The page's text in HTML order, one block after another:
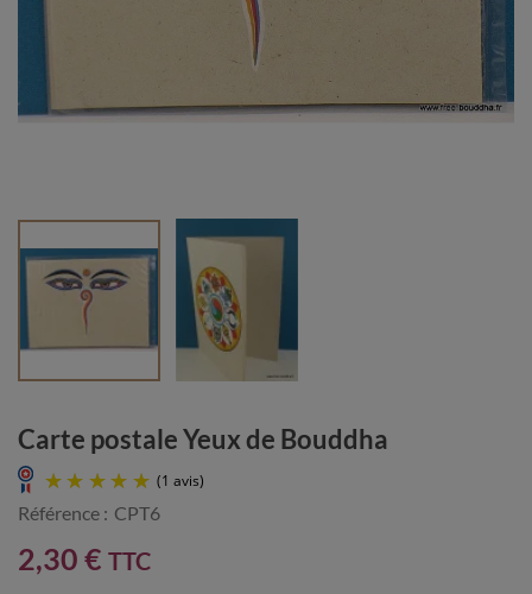
Carte postale Yeux de Bouddha
Référence : CPT6
2,30 € TTC